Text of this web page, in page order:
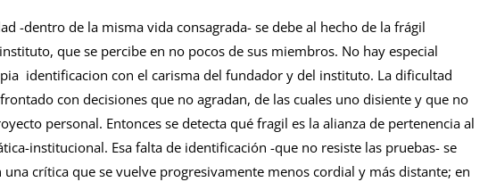
-dentro de la misma vida consagrada- se debe al hecho de la frágil
que se percibe en no pocos de sus miembros. No hay especial
identificacion con el carisma del fundador y del instituto. La dificultad
con decisiones que no agradan, de las cuales uno disiente y que no
personal. Entonces se detecta qué fragil es la alianza de pertenencia al
institucional. Esa falta de identificación -que no resiste las pruebas- se
crítica que se vuelve progresivamente menos cordial y más distante; en